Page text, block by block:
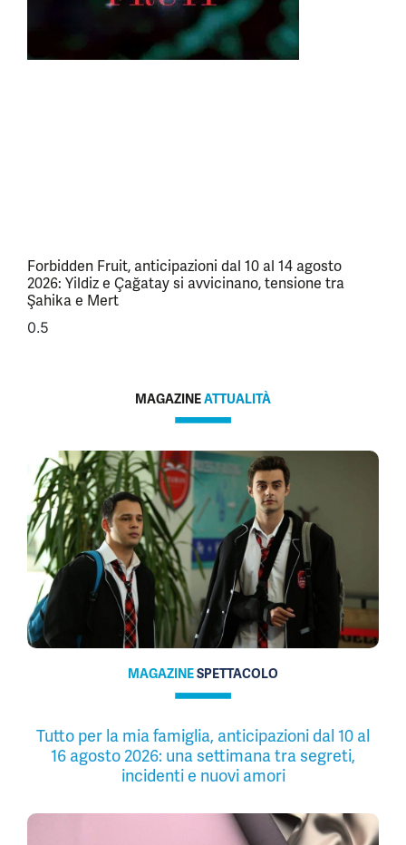
Forbidden Fruit, anticipazioni dal 10 al 14 agosto
2026: Yildiz e Çağatay si avvicinano, tensione tra
Şahika e Mert
MAGAZINEATTUALITÀ
MAGAZINESPETTACOLO
Tutto per la mia famiglia, anticipazioni dal 10 al
16 agosto 2026: una settimana tra segreti,
incidenti e nuovi amori